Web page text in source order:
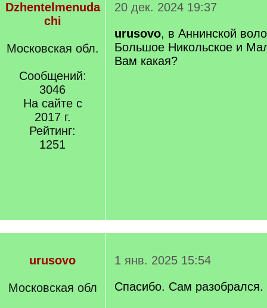
Dzhentelmenuda
chi
Московская обл.
Сообщений:
3046
На сайте с
2017 г.
Рейтинг:
1251
20 дек. 2024 19:37
urusovo, в Аннинской
Большое Никольское и
Вам какая?
urusovo
Московская обл
1 янв. 2025 15:54
Спасибо. Сам разобрался.